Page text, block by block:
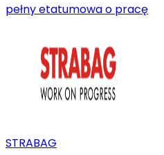
pełny etatumowa o pracę
STRABAG